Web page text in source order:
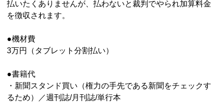
払いたくありませんが、払わないと裁判でやられ加算料金
を徴収されます。
●機材費
3万円（タブレット分割払い）
●書籍代
・新聞スタンド買い（権力の手先である新聞をチェックす
るため）／週刊誌/月刊誌/単行本